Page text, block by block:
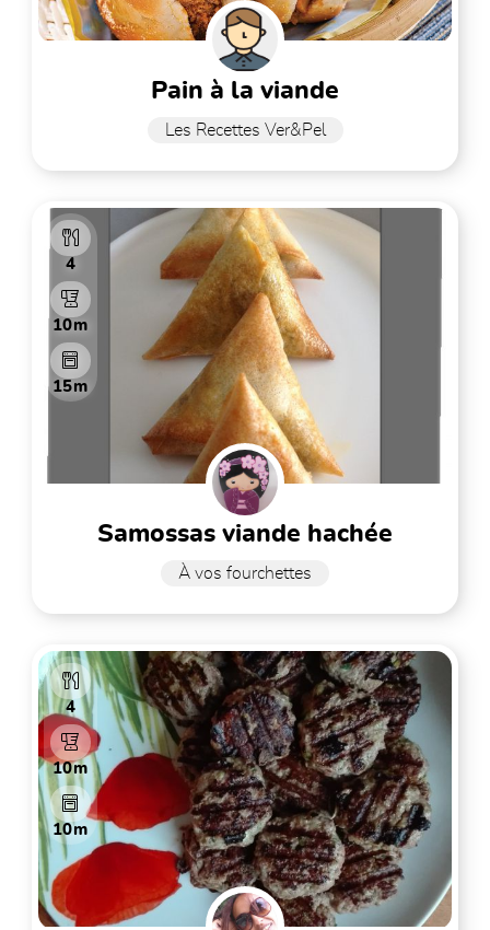
pain à la viande
Les Recettes Ver&Pel
4
10m
15m
samossas viande hachée
À vos fourchettes
4
10m
10m